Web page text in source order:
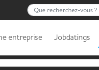
Que recherchez-vous ?
entreprise Jobdatings